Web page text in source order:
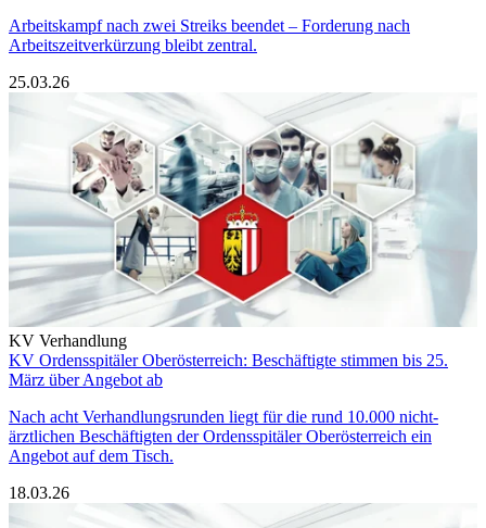
Arbeitskampf nach zwei Streiks beendet – Forderung nach
Arbeitszeitverkürzung bleibt zentral.
25.03.26
KV Verhandlung
KV Ordensspitäler Oberösterreich: Beschäftigte stimmen bis 25.
März über Angebot ab
Nach acht Verhandlungsrunden liegt für die rund 10.000 nicht-
ärztlichen Beschäftigten der Ordensspitäler Oberösterreich ein
Angebot auf dem Tisch.
18.03.26